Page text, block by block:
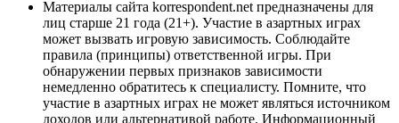
Материалы сайта korrespondent.net предназначены для
лиц старше 21 года (21+). Участие в азартных играх
может вызвать игровую зависимость. Соблюдайте
правила (принципы) ответственной игры. При
обнаружении первых признаков зависимости
немедленно обратитесь к специалисту. Помните, что
участие в азартных играх не может являться источником
доходов или альтернативой работе. Информационный